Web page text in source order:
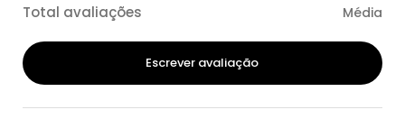
Total avaliações Média
Escrever avaliação